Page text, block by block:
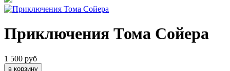
Приключения Тома Сойера
1 500 руб